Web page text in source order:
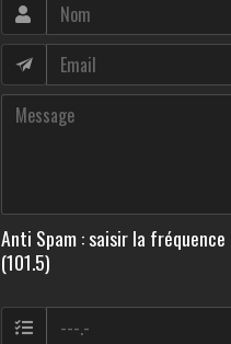
Anti Spam : saisir la fréquence
(101.5)